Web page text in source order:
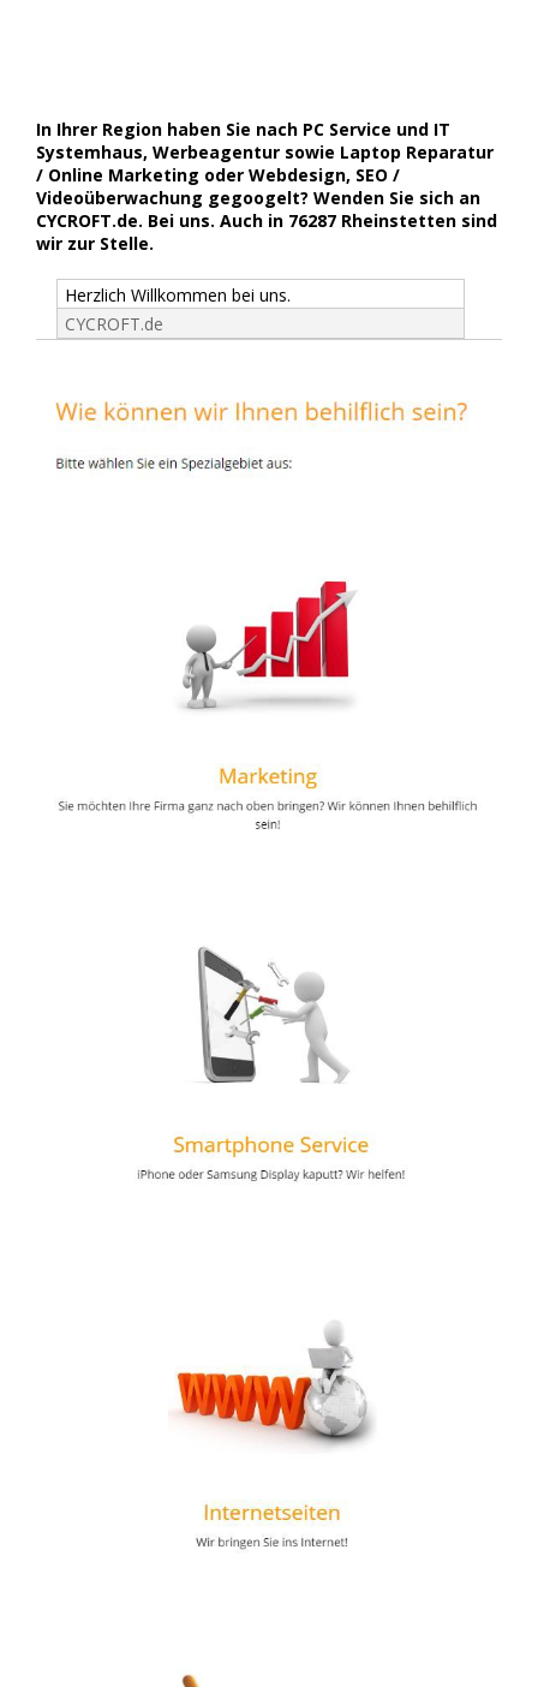
In Ihrer Region haben Sie nach PC Service und IT
Systemhaus, Werbeagentur sowie Laptop Reparatur
/ Online Marketing oder Webdesign, SEO /
Videoüberwachung gegoogelt? Wenden Sie sich an
CYCROFT.de. Bei uns. Auch in 76287 Rheinstetten sind
wir zur Stelle.
Herzlich Willkommen bei uns.
CYCROFT.de